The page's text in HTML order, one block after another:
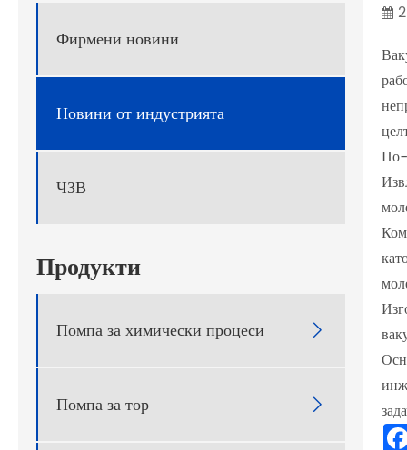
Фирмени новини
Новини от индустрията
ЧЗВ
Продукти
Помпа за химически процеси 
Помпа за тор 
По-